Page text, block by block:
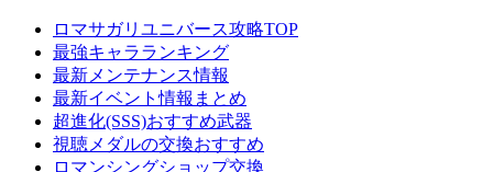
ロマサガリユニバース攻略TOP
最強キャラランキング
最新メンテナンス情報
最新イベント情報まとめ
超進化(SSS)おすすめ武器
視聴メダルの交換おすすめ
ロマンシングショップ交換